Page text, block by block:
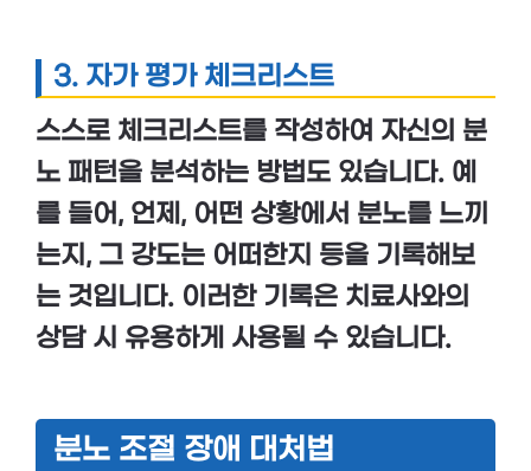
3. 자가 평가 체크리스트
스스로 체크리스트를 작성하여 자신의 분
노 패턴을 분석하는 방법도 있습니다. 예
를 들어, 언제, 어떤 상황에서 분노를 느끼
는지, 그 강도는 어떠한지 등을 기록해보
는 것입니다. 이러한 기록은 치료사와의
상담 시 유용하게 사용될 수 있습니다.
분노 조절 장애 대처법